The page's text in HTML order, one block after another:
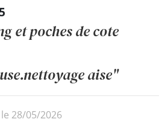
et poches de cote
aise"
28/05/2026